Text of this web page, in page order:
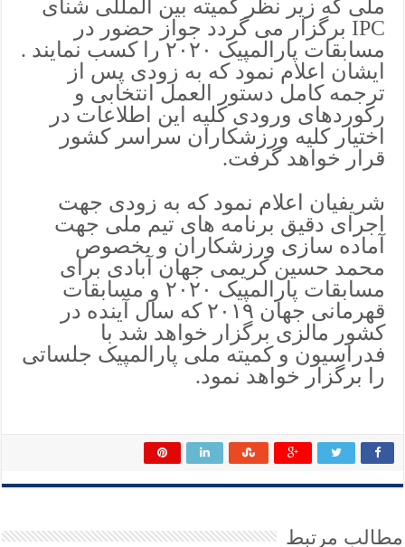
ملی که زیر نظر کمیته بین المللی شنای
IPC برگزار می گردد جواز حضور در
مسابقات پارالمپیک ۲۰۲۰ را کسب نمایند .
ایشان اعلام نمود که به زودی پس از
ترجمه کامل دستور العمل انتخابی و
رکوردهای ورودی کلیه این اطلاعات در
اختیار کلیه ورزشکاران سراسر کشور
قرار خواهد گرفت.
شریفیان اعلام نمود که به زودی جهت
اجرای دقیق برنامه های تیم ملی جهت
آماده سازی ورزشکاران و بخصوص
محمد حسین کریمی جهان آبادی برای
مسابقات پارالمپیک ۲۰۲۰ و مسابقات
قهرمانی جهان ۲۰۱۹ که سال آینده در
کشور مالزی برگزار خواهد شد با
فدراسیون و کمیته ملی پارالمپیک جلساتی
را برگزار خواهد نمود.
مطالب مرتبط